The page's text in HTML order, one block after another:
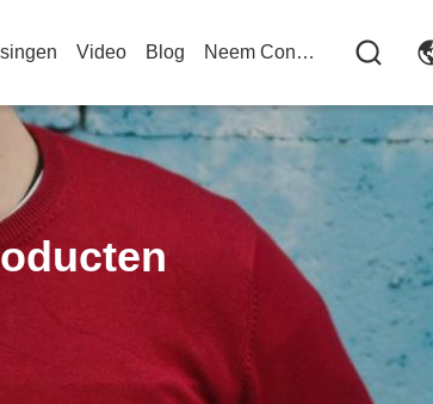
Video Blog Neem Contact Met Ons Op